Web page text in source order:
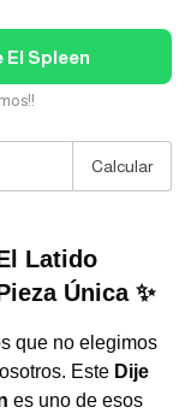
El Spleen
Calcular
Latido
Única ✨
que no elegimos
Este Dije
es uno de esos